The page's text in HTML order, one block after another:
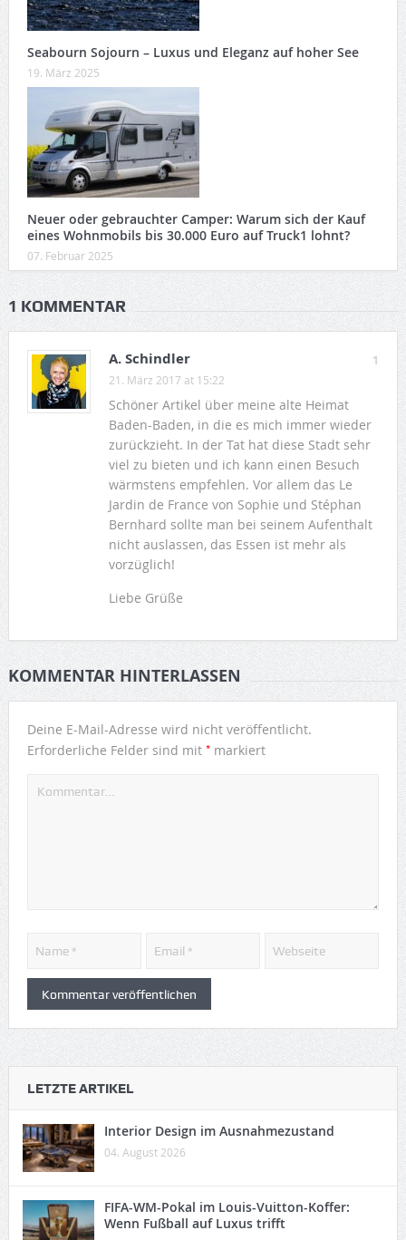
Seabourn Sojourn – Luxus und Eleganz auf hoher See
19. März 2025
Neuer oder gebrauchter Camper: Warum sich der Kauf
eines Wohnmobils bis 30.000 Euro auf Truck1 lohnt?
07. Februar 2025
1 KOMMENTAR
1
A. Schindler
21. März 2017 at 15:22
Schöner Artikel über meine alte Heimat
Baden-Baden, in die es mich immer wieder
zurückzieht. In der Tat hat diese Stadt sehr
viel zu bieten und ich kann einen Besuch
wärmstens empfehlen. Vor allem das Le
Jardin de France von Sophie und Stéphan
Bernhard sollte man bei seinem Aufenthalt
nicht auslassen, das Essen ist mehr als
vorzüglich!
Liebe Grüße
KOMMENTAR HINTERLASSEN
Deine E-Mail-Adresse wird nicht veröffentlicht.
Erforderliche Felder sind mit *markiert
LETZTE ARTIKEL
Interior Design im Ausnahmezustand
04. August 2026
FIFA-WM-Pokal im Louis-Vuitton-Koffer:
Wenn Fußball auf Luxus trifft